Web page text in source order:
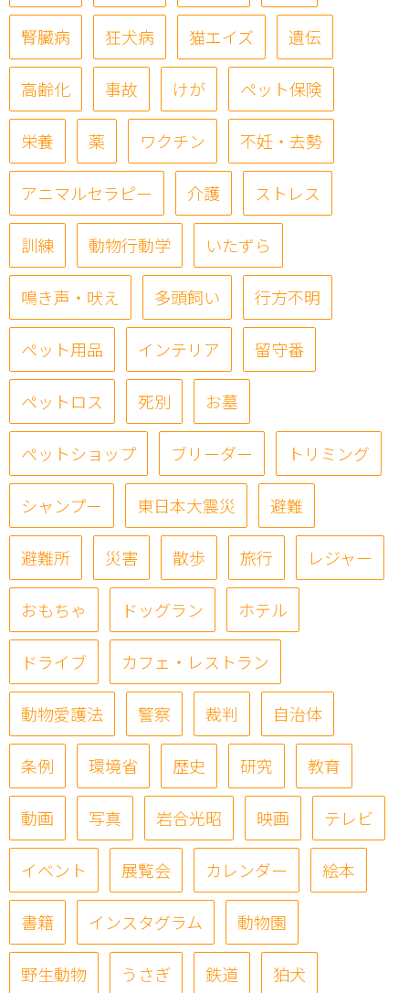
腎臓病 狂犬病 猫エイズ 遺伝
高齢化 事故 けが ペット保険
栄養 薬 ワクチン 不妊・去勢
アニマルセラピー 介護 ストレス
訓練 動物行動学 いたずら
鳴き声・吠え 多頭飼い 行方不明
ペット用品 インテリア 留守番
ペットロス 死別 お墓
ペットショップ ブリーダー トリミング
シャンプー 東日本大震災 避難
避難所 災害 散歩 旅行 レジャー
おもちゃ ドッグラン ホテル
ドライブ カフェ・レストラン
動物愛護法 警察 裁判 自治体
条例 環境省 歴史 研究 教育
動画 写真 岩合光昭 映画 テレビ
イベント 展覧会 カレンダー 絵本
書籍 インスタグラム 動物園
野生動物 うさぎ 鉄道 狛犬